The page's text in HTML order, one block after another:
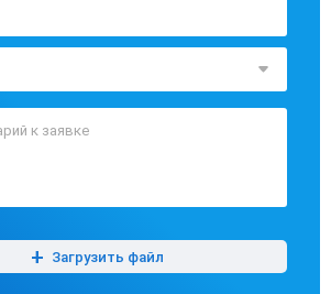
+ Загрузить файл